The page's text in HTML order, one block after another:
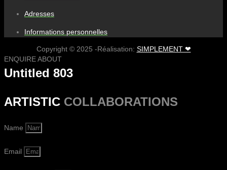
Adresses
Informations personnelles
Copyright © 2025 -Réalisation: SIMPLEMENT ❤
ENQUIRE ABOUT
Untitled 803
ARTISTIC COLLABORATIONS
Name
Email